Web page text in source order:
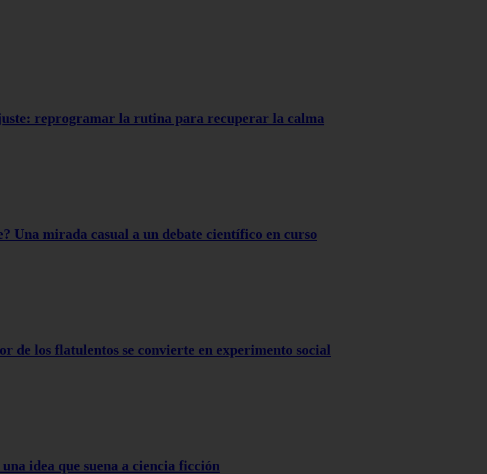
reprogramar la rutina para recuperar la calma
Una mirada casual a un debate científico en curso
de los flatulentos se convierte en experimento social
idea que suena a ciencia ficción